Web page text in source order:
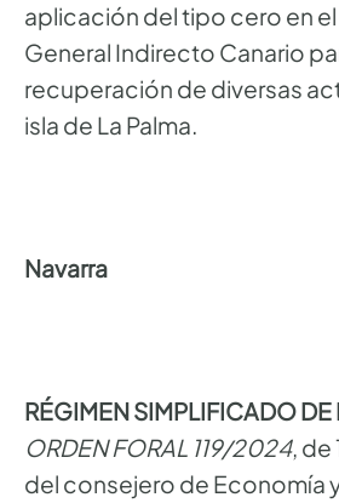
aplicación del tipo cero en
General Indirecto Canario
recuperación de diversas
isla de La Palma.
Navarra
RÉGIMEN SIMPLIFICADO DE
ORDEN FORAL 119/2024, de
del consejero de Economía